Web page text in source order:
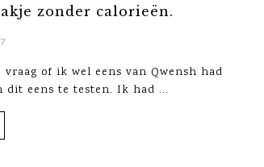
zonder calorieën.
of ik wel eens van Qwensh had
dit eens te testen. Ik had ...